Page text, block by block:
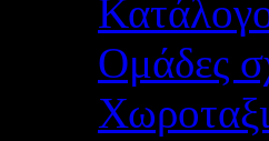
Ομάδες